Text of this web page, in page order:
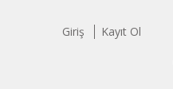
Giriş Kayıt Ol